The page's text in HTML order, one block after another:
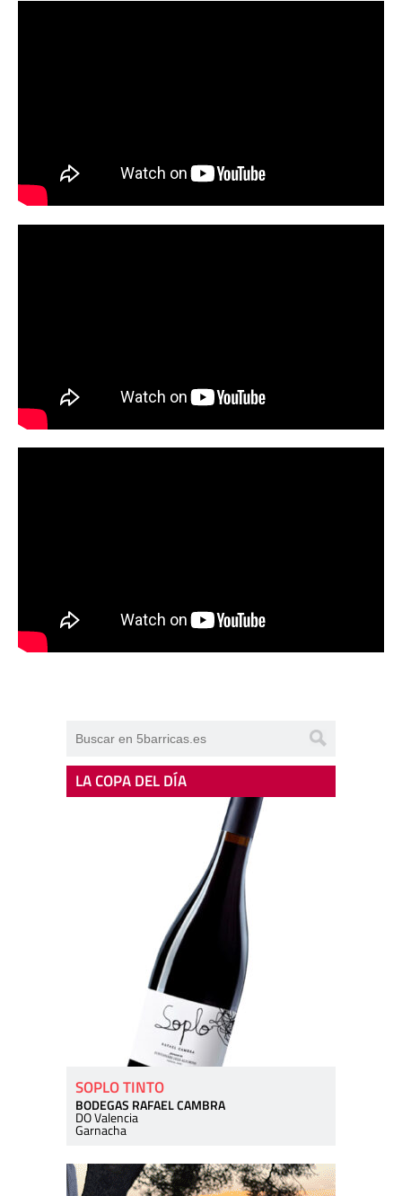
LA COPA DEL DÍA
SOPLO TINTO
BODEGAS RAFAEL CAMBRA
DO Valencia
Garnacha